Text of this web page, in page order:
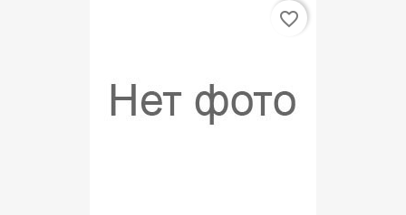
favorite_border